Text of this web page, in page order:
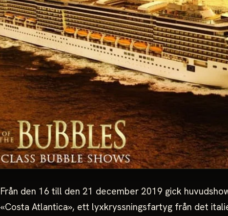
Från den 16 till den 21 december 2019 gick
«Costa Atlantica», ett lyxkryssningsfartyg från det